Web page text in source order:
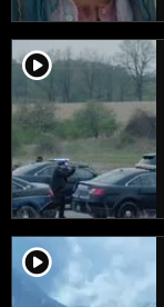
player2
player2